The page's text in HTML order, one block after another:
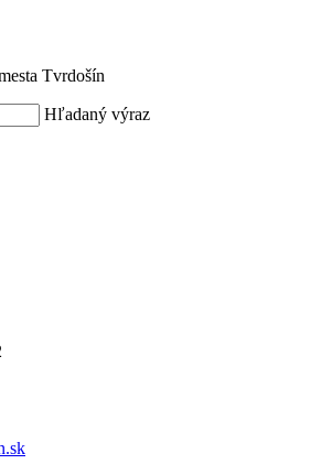
Tvrdošín
Hľadaný výraz